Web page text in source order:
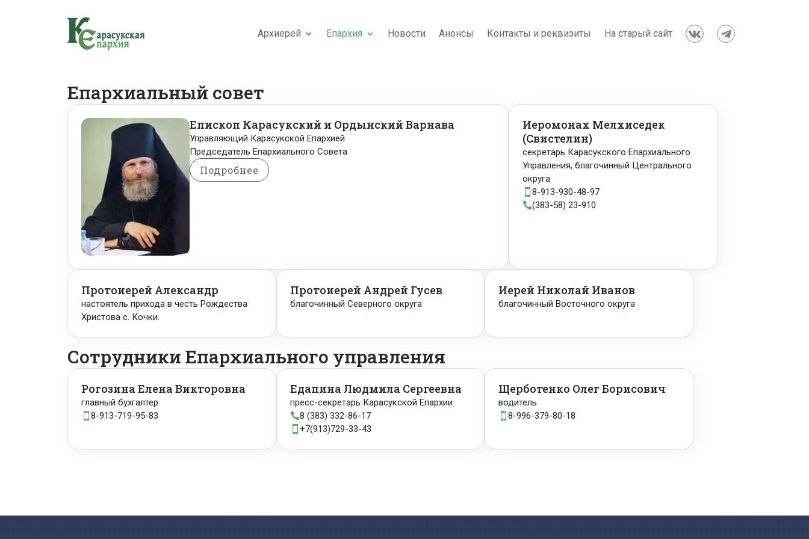
Архиерей Епархия Новости Анонсы Контакты и реквизиты На старый сайт  
Епархиальный совет
Епископ Карасукский и Ордынский Варнава
Управляющий Карасукской Епархией
Председатель Епархиального Совета
Подробнее
Иеромонах Мелхиседек
(Свистелин)
секретарь Карасукского Епархиального
Управления, благочинный Центрального
округа
8-913-930-48-97
(383-58) 23-910
Протоиерей Александр
настоятель прихода в честь Рождества
Христова с. Кочки.
Протоиерей Андрей Гусев
благочинный Северного округа
Иерей Николай Иванов
благочинный Восточного округа
Сотрудники Епархиального управления
Рогозина Елена Викторовна
главный бухгалтер
 8-913-719-95-83
Едапина Людмила Сергеевна
пресс-секретарь Карасукской Епархии
8 (383) 332-86-17
 +7(913)729-33-43
Щерботенко Олег Борисович
водитель
8-996-379-80-18